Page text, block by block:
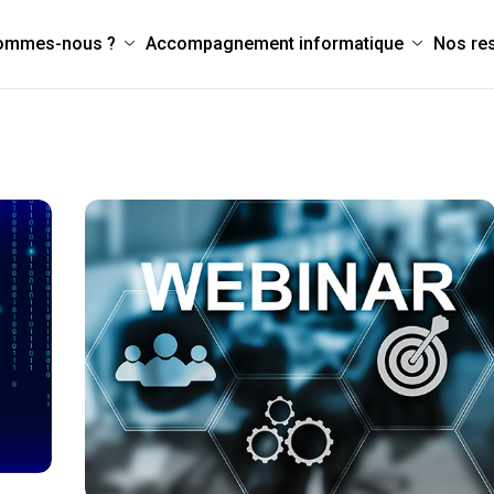
nous ? Accompagnement informatique Nos